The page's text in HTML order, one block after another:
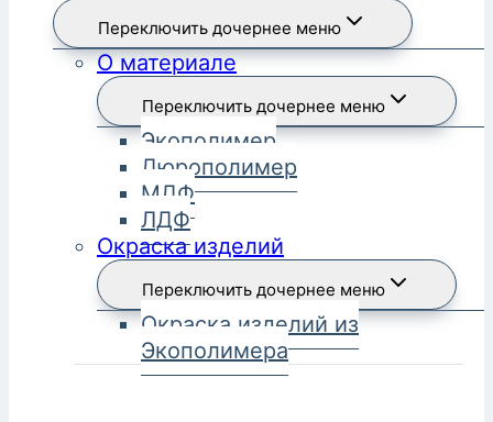
Переключить дочернее меню
О материале
Переключить дочернее меню
Экополимер
Дюрополимер
МДФ
ЛДФ
Окраска изделий
Переключить дочернее меню
Окраска изделий из
Экополимера